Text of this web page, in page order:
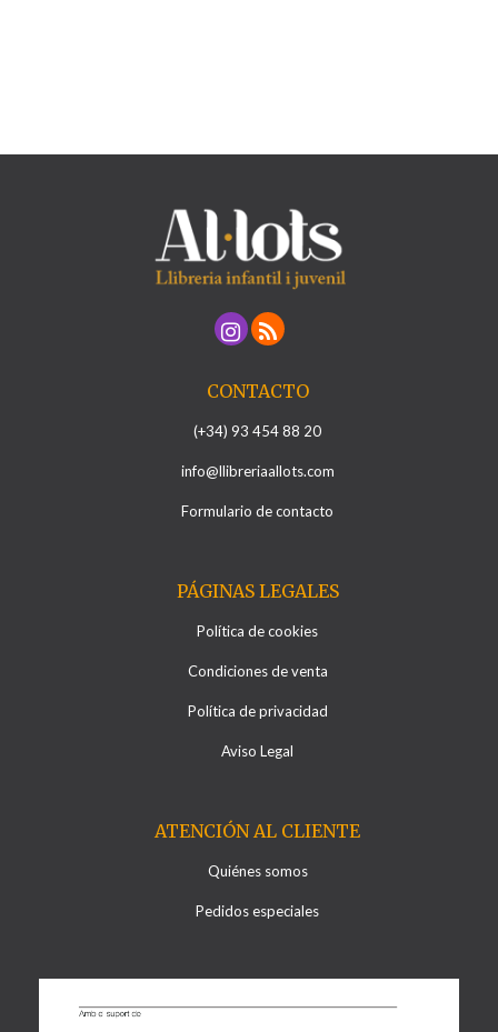
CONTACTO
(+34) 93 454 88 20
info@llibreriaallots.com
Formulario de contacto
PÁGINAS LEGALES
Política de cookies
Condiciones de venta
Política de privacidad
Aviso Legal
ATENCIÓN AL CLIENTE
Quiénes somos
Pedidos especiales